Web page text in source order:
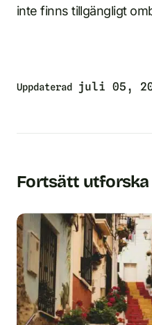
inte finns tillgängligt
Uppdaterad juli 05,
Fortsätt utforska